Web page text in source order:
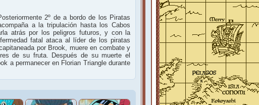
2º de a bordo de los Piratas
a la tripulación hasta los Cabos
atrás por los peligros futuros, y con la
fatal ataca al líder de los piratas
por Brook, muere en combate y
de su fruta. Después de su muerte el
a permanecer en Florian Triangle durante